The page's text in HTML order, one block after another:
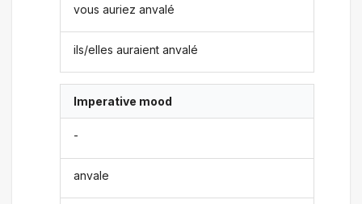
vous auriez anvalé
ils/elles auraient anvalé
Imperative mood
-
anvale